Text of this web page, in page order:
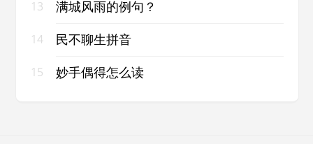
13 满城风雨的例句？
14 民不聊生拼音
15 妙手偶得怎么读